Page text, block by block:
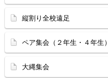
縦割り全校遠足
ペア集会（２年生・４年生）
大縄集会